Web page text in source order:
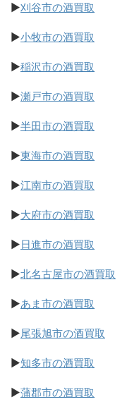
▶刈谷市の酒買取
▶小牧市の酒買取
▶稲沢市の酒買取
▶瀬戸市の酒買取
▶半田市の酒買取
▶東海市の酒買取
▶江南市の酒買取
▶大府市の酒買取
▶日進市の酒買取
▶北名古屋市の酒買取
▶あま市の酒買取
▶尾張旭市の酒買取
▶知多市の酒買取
▶蒲郡市の酒買取